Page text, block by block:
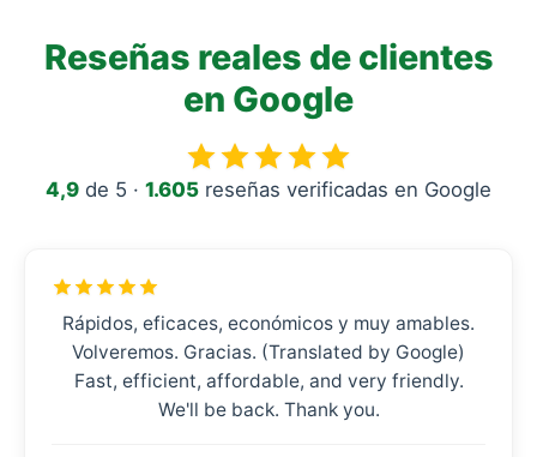
Reseñas reales de clientes
en Google
4,9 de 5 · 1.605 reseñas verificadas en Google
Rápidos, eficaces, económicos y muy amables.
Volveremos. Gracias. (Translated by Google)
Fast, efficient, affordable, and very friendly.
We'll be back. Thank you.